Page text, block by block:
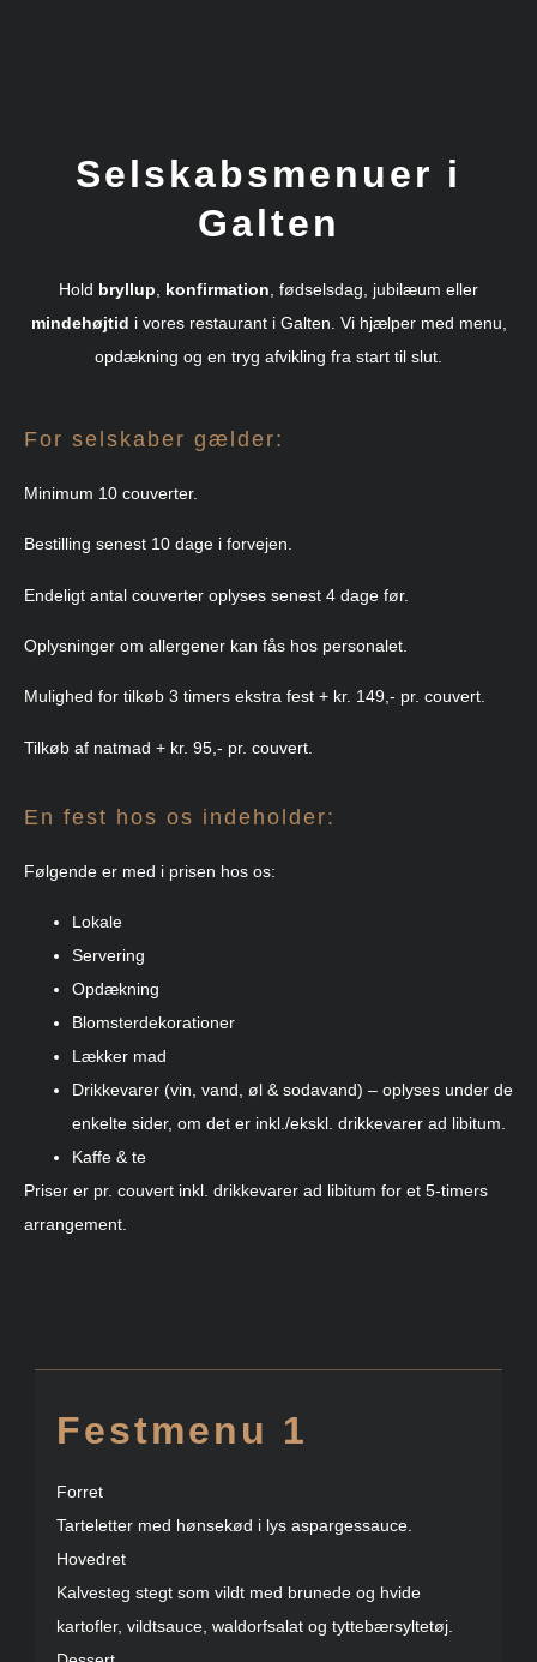
Selskabsmenuer i
Galten
Hold bryllup, konfirmation, fødselsdag, jubilæum eller
mindehøjtid i vores restaurant i Galten. Vi hjælper med menu,
opdækning og en tryg afvikling fra start til slut.
For selskaber gælder:
Minimum 10 couverter.
Bestilling senest 10 dage i forvejen.
Endeligt antal couverter oplyses senest 4 dage før.
Oplysninger om allergener kan fås hos personalet.
Mulighed for tilkøb 3 timers ekstra fest + kr. 149,- pr. couvert.
Tilkøb af natmad + kr. 95,- pr. couvert.
En fest hos os indeholder:
Følgende er med i prisen hos os:
Lokale
Servering
Opdækning
Blomsterdekorationer
Lækker mad
Drikkevarer (vin, vand, øl & sodavand) – oplyses under de
enkelte sider, om det er inkl./ekskl. drikkevarer ad libitum.
Kaffe & te
Priser er pr. couvert inkl. drikkevarer ad libitum for et 5-timers
arrangement.
Festmenu 1
Forret
Tarteletter med hønsekød i lys aspargessauce.
Hovedret
Kalvesteg stegt som vildt med brunede og hvide
kartofler, vildtsauce, waldorfsalat og tyttebærsyltetøj.